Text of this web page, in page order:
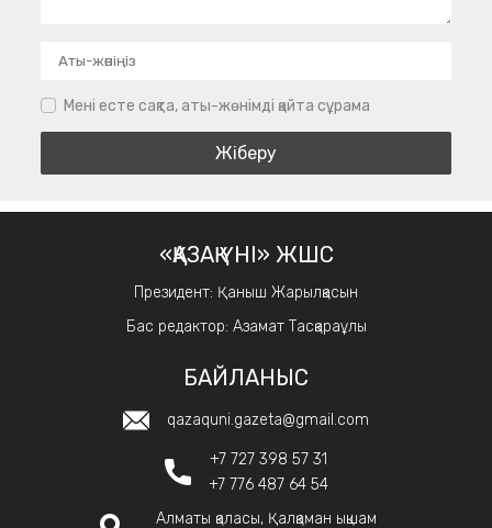
Мені есте сақта, аты-жөнімді қайта сұрама
«ҚАЗАҚ ҮНІ» ЖШС
Президент: Қаныш Жарылқасын
Бас редактор: Азамат Тасқараұлы
БАЙЛАНЫС
qazaquni.gazeta@gmail.com
+7 727 398 57 31
+7 776 487 64 54
Алматы қаласы, Қалқаман ықшам